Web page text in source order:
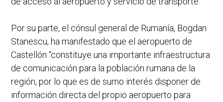
Por su parte, el cónsul general de Rumanía, Bogdan
Stanescu, ha manifestado que el aeropuerto de
Castellón “constituye una importante infraestructura
de comunicación para la población rumana de la
región, por lo que es de sumo interés disponer de
información directa del propio aeropuerto para